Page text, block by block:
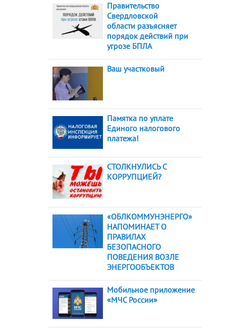
Правительство
Свердловской
области разъясняет
порядок действий при
угрозе БПЛА
Ваш участковый
Памятка по уплате
Единого налогового
платежа!
СТОЛКНУЛИСЬ С
КОРРУПЦИЕЙ?
«ОБЛКОММУНЭНЕРГО»
НАПОМИНАЕТ О
ПРАВИЛАХ
БЕЗОПАСНОГО
ПОВЕДЕНИЯ ВОЗЛЕ
ЭНЕРГООБЪЕКТОВ
Мобильное приложение
«МЧС России»